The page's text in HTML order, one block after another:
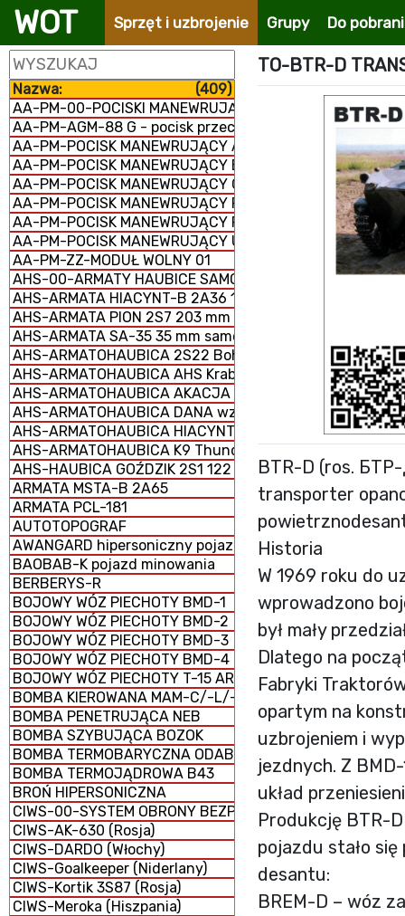
WOT Sprzęt i uzbrojenie Grupy Do
Nazwa:
(409)
AA-PM-00-POCISKI MANEWRUJĄCE
AA-PM-AGM-88 G - pocisk przeciwradiolokacyjny
AA-PM-POCISK MANEWRUJĄCY AGM-158 JASSM
AA-PM-POCISK MANEWRUJĄCY BANDEROL-S8000
AA-PM-POCISK MANEWRUJĄCY Ch-101/102
AA-PM-POCISK MANEWRUJĄCY FP-5 Flamingo
AA-PM-POCISK MANEWRUJĄCY RBS-15 MK3
AA-PM-POCISK MANEWRUJĄCY UGM-109/RGM-109/
AA-PM-ZZ-MODUŁ WOLNY 01
AHS-00-ARMATY HAUBICE SAMOBIEŻNE
AHS-ARMATA HIACYNT-B 2A36 152 mm
AHS-ARMATA PION 2S7 203 mm samobieżna
AHS-ARMATA SA-35 35 mm samobieżna
AHS-ARMATOHAUBICA 2S22 Bohdana 155 mm
AHS-ARMATOHAUBICA AHS Krab 155 mm samobieżna
AHS-ARMATOHAUBICA AKACJA 2S3M 152 mm
AHS-ARMATOHAUBICA DANA wz. 1977 152 mm
AHS-ARMATOHAUBICA HIACYNT 2S5 152 mm samobieżna
AHS-ARMATOHAUBICA K9 Thunder 155 mm samobieżna
AHS-HAUBICA GOŹDZIK 2S1 122 mm samobieżna
ARMATA MSTA-B 2A65
ARMATA PCL-181
AUTOTOPOGRAF
AWANGARD hipersoniczny pojazd szybujący
BAOBAB-K pojazd minowania
BERBERYS-R
BOJOWY WÓZ PIECHOTY BMD-1
BOJOWY WÓZ PIECHOTY BMD-2
BOJOWY WÓZ PIECHOTY BMD-3
BOJOWY WÓZ PIECHOTY BMD-4
BOJOWY WÓZ PIECHOTY T-15 ARMATA (CIĘŻKI)
BOMBA KIEROWANA MAM-C/-L/-T
BOMBA PENETRUJĄCA NEB
BOMBA SZYBUJĄCA BOZOK
BOMBA TERMOBARYCZNA ODAB-1500
BOMBA TERMOJĄDROWA B43
BROŃ HIPERSONICZNA
CIWS-00-SYSTEM OBRONY BEZPOŚREDNIEJ
CIWS-AK-630 (Rosja)
CIWS-DARDO (Włochy)
CIWS-Goalkeeper (Niderlany)
CIWS-Kortik 3S87 (Rosja)
CIWS-Meroka (Hiszpania)
TO-BTR-D
BTR-D (ros.
transporter
Historia
W 1969 roku do
wprowadzono
był mały
Dlatego na
Fabryki
opartym na
uzbrojeniem i
jezdnych. Z
układ
Produkcję BTR-
pojazdu stało
desantu:
BREM-D – wóz